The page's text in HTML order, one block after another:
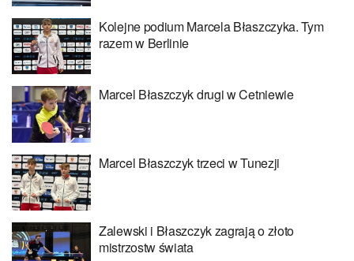
Kolejne podium Marcela Błaszczyka. Tym
razem w Berlinie
Marcel Błaszczyk drugi w Cetniewie
Marcel Błaszczyk trzeci w Tunezji
Zalewski i Błaszczyk zagrają o złoto
mistrzostw świata